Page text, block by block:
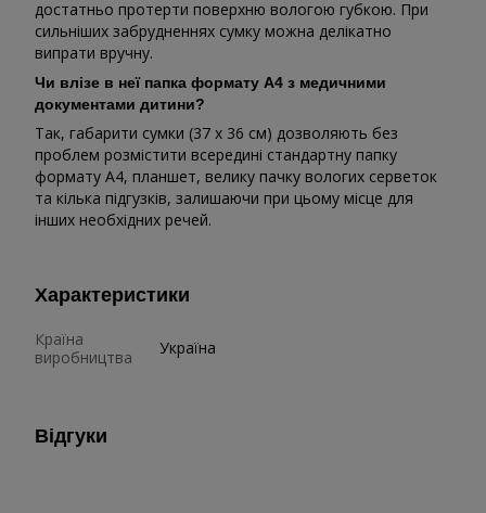
достатньо протерти поверхню вологою губкою. При
сильніших забрудненнях сумку можна делікатно
випрати вручну.
Чи влізе в неї папка формату А4 з медичними
документами дитини?
Так, габарити сумки (37 х 36 см) дозволяють без
проблем розмістити всередині стандартну папку
формату А4, планшет, велику пачку вологих серветок
та кілька підгузків, залишаючи при цьому місце для
інших необхідних речей.
Характеристики
Країна
виробництва
Україна
Відгуки